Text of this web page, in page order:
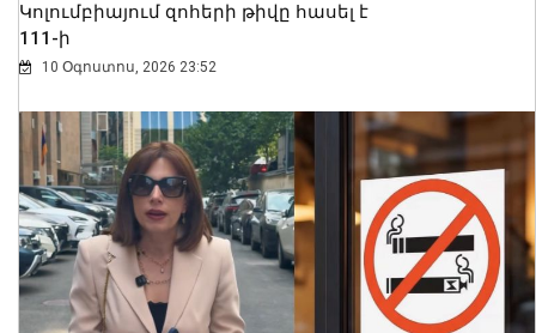
Կոլումբիայում զոհերի թիվը հասել է
111-ի
10 Օգոստոս, 2026 23:52